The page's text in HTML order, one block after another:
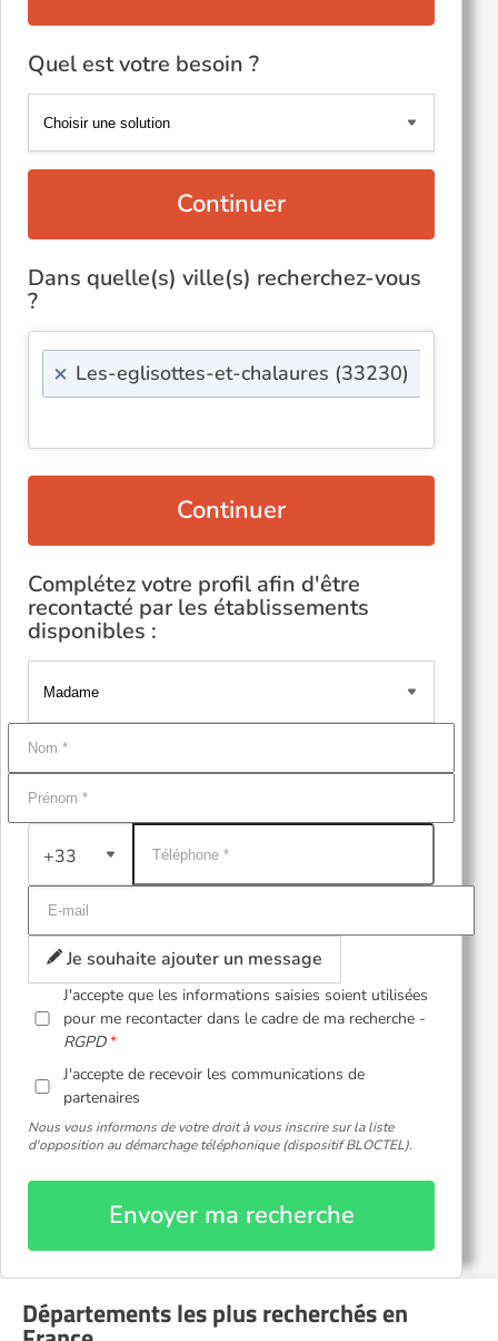
Quel est votre besoin ?
Continuer
Dans quelle(s) ville(s) recherchez-vous
?
× Les-eglisottes-et-chalaures (33230)
Continuer
Complétez votre profil afin d'être
recontacté par les établissements
disponibles :
+33
Je souhaite ajouter un message
J'accepte que les informations saisies soient utilisées
pour me recontacter dans le cadre de ma recherche -
RGPD
J'accepte de recevoir les communications de
partenaires
Nous vous informons de votre droit à vous inscrire sur la liste
d'opposition au démarchage téléphonique (dispositif BLOCTEL).
Envoyer ma recherche
Départements les plus recherchés en